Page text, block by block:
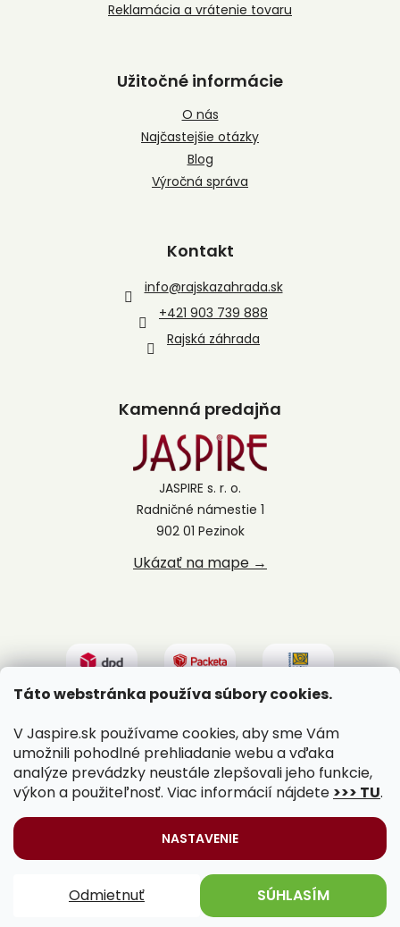
Táto webstránka používa súbory cookies.
V Jaspire.sk používame cookies, aby sme Vám
umožnili pohodlné prehliadanie webu a vďaka
analýze prevádzky neustále zlepšovali jeho funkcie,
výkon a použiteľnosť. Viac informácií nájdete >>> TU.
NASTAVENIE
Odmietnuť SÚHLASÍM
Reklamácia a vrátenie tovaru
Užitočné informácie
O nás
Najčastejšie otázky
Blog
Výročná správa
Kontakt
info@rajskazahrada.sk
+421 903 739 888
Rajská záhrada
Kamenná predajňa
JASPIRE s. r. o.
Radničné námestie 1
902 01 Pezinok
Ukázať na mape →
Jaspire.sk. Všetky práva vyhradené.
Upraviť nastavenie cookies